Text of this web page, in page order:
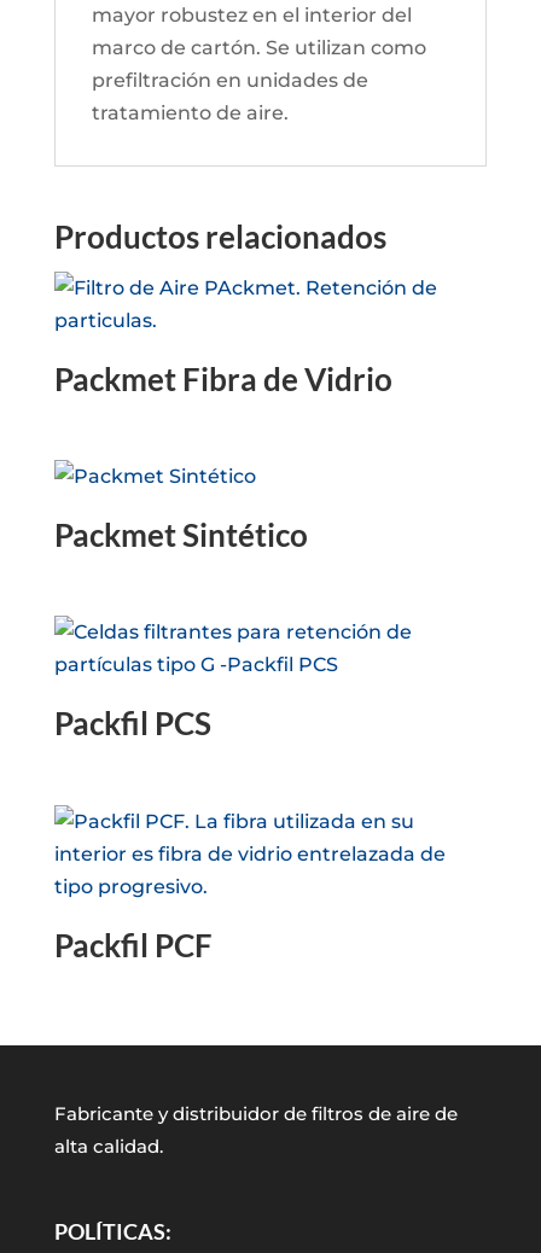
mayor robustez en el interior del
marco de cartón. Se utilizan como
prefiltración en unidades de
tratamiento de aire.
Productos relacionados
Packmet Fibra de Vidrio
Packmet Sintético
Packfil PCS
Packfil PCF
Fabricante y distribuidor de filtros de aire de
alta calidad.
POLÍTICAS: